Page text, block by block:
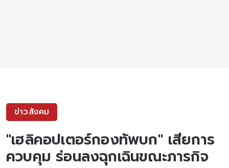
ข่าวสังคม
"เฮลิคอปเตอร์กองทัพบก" เสียการ
ควบคุม ร่อนลงฉุกเฉินขณะภารกิจ